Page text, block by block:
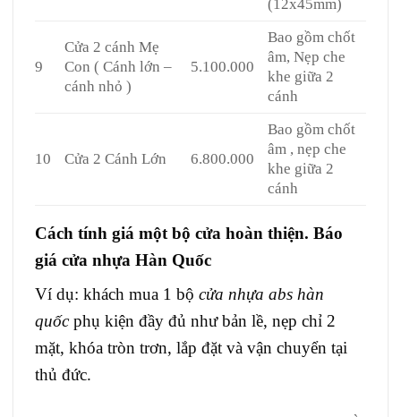
(12x45mm)
9
Cửa 2 cánh Mẹ
Con ( Cánh lớn –
cánh nhỏ )
5.100.000
Bao gồm chốt
âm, Nẹp che
khe giữa 2
cánh
10 Cửa 2 Cánh Lớn 6.800.000
Bao gồm chốt
âm , nẹp che
khe giữa 2
cánh
Cách tính giá một bộ cửa hoàn thiện. Báo
giá cửa nhựa Hàn Quốc
Ví dụ: khách mua 1 bộ cửa nhựa abs hàn
quốcphụ kiện đầy đủ như bản lề, nẹp chỉ 2
mặt, khóa tròn trơn, lắp đặt và vận chuyển tại
thủ đức.